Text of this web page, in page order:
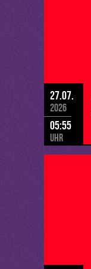
27.07.
2026
05:55
Uhr